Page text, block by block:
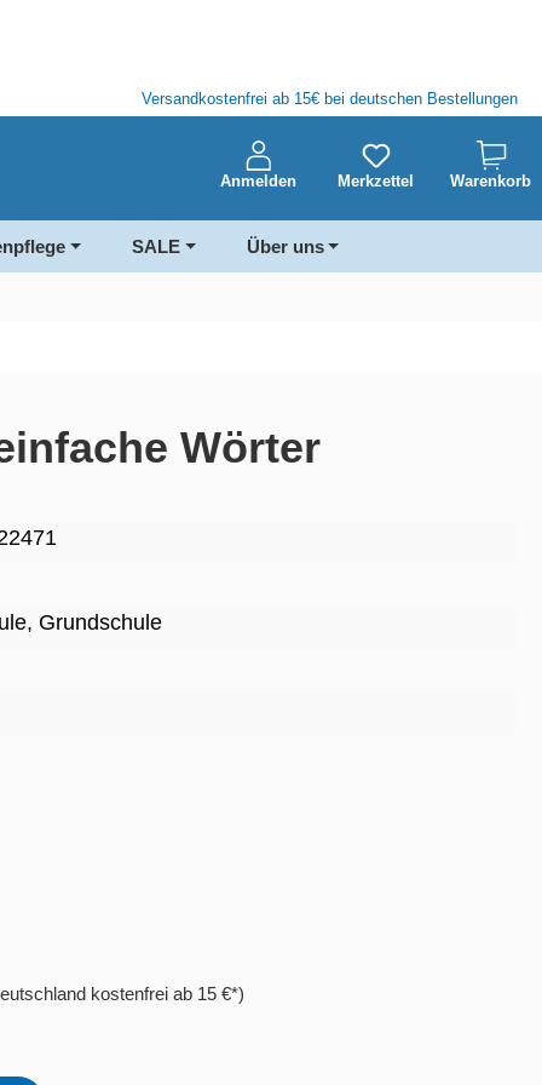
Versandkostenfrei ab 15€ bei deutschen Bestellungen
Anmelden Merkzettel Warenkorb
SALE Über uns
Wörter
, Grundschule
kostenfrei ab 15 €*)